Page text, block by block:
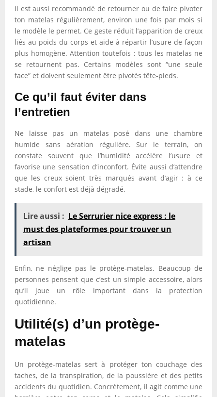
Il est aussi recommandé de retourner ou de faire pivoter
ton matelas régulièrement, environ une fois par mois si
le modèle le permet. Ce geste réduit l’apparition de creux
liés au poids du corps et aide à répartir l’usure de façon
plus homogène. Attention toutefois : tous les matelas ne
se retournent pas. Certains modèles sont “une seule
face” et doivent seulement être pivotés tête-pieds.
Ce qu’il faut éviter dans
l’entretien
Ne laisse pas un matelas posé dans une chambre
humide sans aération régulière. Sur le terrain, on
constate souvent que l’humidité accélère l’usure et
favorise une sensation d’inconfort. Évite aussi d’attendre
que les creux soient très marqués avant d’agir : à ce
stade, le confort est déjà dégradé.
Lire aussi : Le Serrurier nice express : le
must des plateformes pour trouver un
artisan
Enfin, ne néglige pas le protège-matelas. Beaucoup de
personnes pensent que c’est un simple accessoire, alors
qu’il joue un rôle important dans la protection
quotidienne.
Utilité(s) d’un protège-
matelas
Un protège-matelas sert à protéger ton couchage des
taches, de la transpiration, de la poussière et des petits
accidents du quotidien. Concrètement, il agit comme une